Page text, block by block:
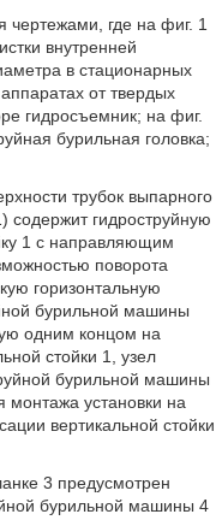
где на фиг. 1
внутренней
в стационарных
от твердых
гидросъемник; на фиг.
бурильная головка;
трубок выпарного
содержит гидроструйную
1 с направляющим
поворота
горизонтальную
бурильной машины
одним концом на
стойки 1, узел
бурильной машины
монтажа установки на
вертикальной стойки
3 предусмотрен
бурильной машины 4